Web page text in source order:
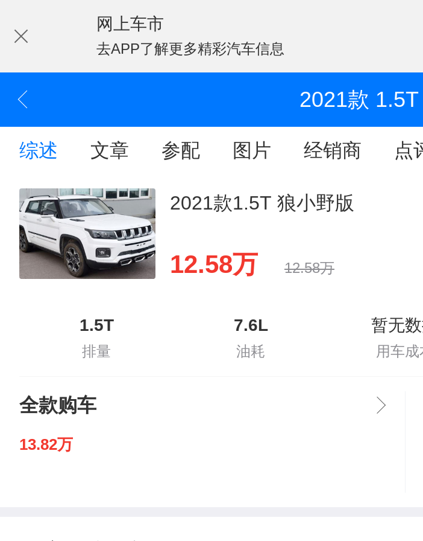
网上车市
去APP了解更多精彩汽车信息
2021款
综述 文章 参配 图片 经销商 点
2021款1.5T 狼小野版
12.58万 12.58万
1.5T
排量
7.6L
油耗
暂无
用车成
全款购车
13.82万